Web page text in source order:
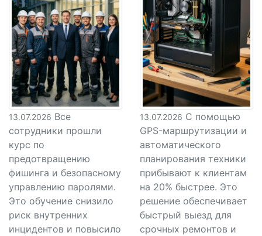
13.07.2026 Все
сотрудники прошли
курс по
предотвращению
фишинга и безопасному
управлению паролями.
Это обучение снизило
риск внутренних
инцидентов и повысило
13.07.2026 С помощью
GPS-маршрутизации и
автоматического
планирования техники
прибывают к клиентам
на 20% быстрее. Это
решение обеспечивает
быстрый выезд для
срочных ремонтов и